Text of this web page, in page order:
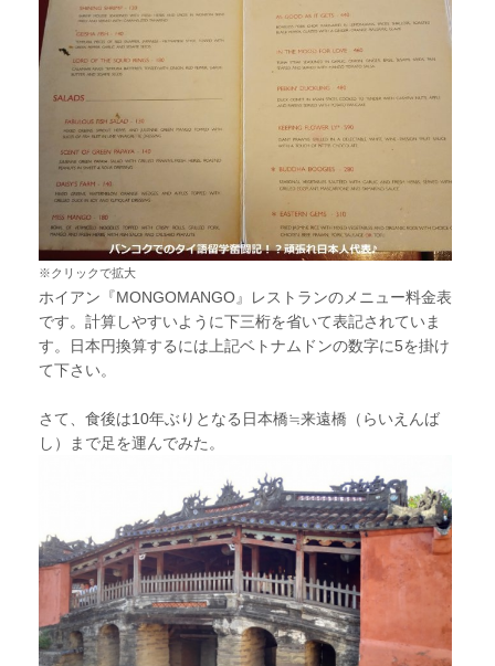
※クリックで拡大
ホイアン『MONGOMANGO』レストランのメニュー料金表
です。計算しやすいように下三桁を省いて表記されていま
す。日本円換算するには上記ベトナムドンの数字に5を掛け
て下さい。
さて、食後は10年ぶりとなる日本橋≒来遠橋（らいえんば
し）まで足を運んでみた。